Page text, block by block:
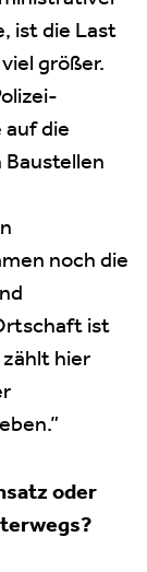
ist die Last
größer.
die
noch die
ist
hier
oder